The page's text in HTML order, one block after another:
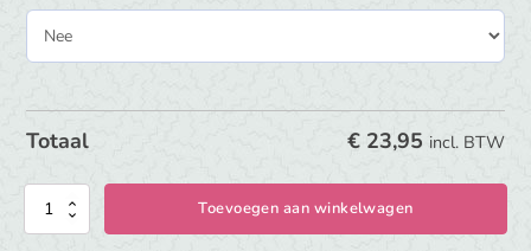
Totaal € 23,95 incl. BTW
Kinderkoffertje
met
Toevoegen aan winkelwagen